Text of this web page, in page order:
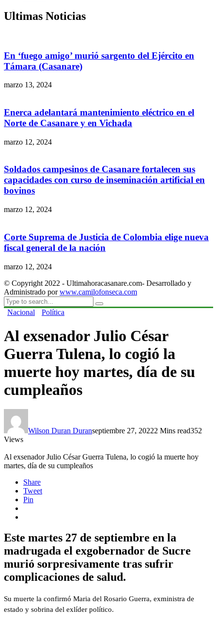
Ultimas Noticias
En ‘fuego amigo’ murió sargento del Ejército en
Támara (Casanare)
marzo 13, 2024
Enerca adelantará mantenimiento eléctrico en el
Norte de Casanare y en Vichada
marzo 12, 2024
Soldados campesinos de Casanare fortalecen sus
capacidades con curso de inseminación artificial en
bovinos
marzo 12, 2024
Corte Suprema de Justicia de Colombia elige nueva
fiscal general de la nación
marzo 12, 2024
© Copyright 2022 - Ultimahoracasanare.com- Desarrollado y
Administrado porwww.camilofonseca.com
Nacional Política
Al exsenador Julio César
Guerra Tulena, lo cogió la
muerte hoy martes, día de su
cumpleaños
Wilson Duran Duranseptiembre 27, 20222 Mins read352
Views
Al exsenador Julio César Guerra Tulena, lo cogió la muerte hoy
martes, día de su cumpleaños
Share
Tweet
Pin
Este martes 27 de septiembre en la
madrugada el exgobernador de Sucre
murió sorpresivamente tras sufrir
complicaciones de salud.
Su muerte la confirmó Maria del Rosario Guerra, exministra de
estado y sobrina del exlíder político.